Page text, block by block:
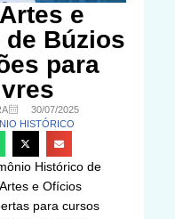
e
Búzios
para
30/07/2025
HISTÓRICO
Histórico de
e Ofícios
para cursos